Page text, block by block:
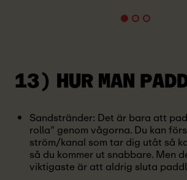
13) HUR MAN
Sandstränder: Det är bara att
rolla” genom vågorna. Du kan
ström/kanal som tar dig utåt så
så du kommer ut snabbare. Men
viktigaste är att aldrig sluta